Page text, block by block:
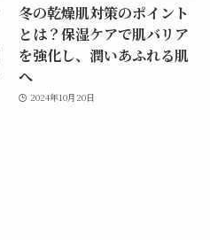
冬の乾燥肌対策のポイント
とは？保湿ケアで肌バリア
を強化し、潤いあふれる肌
へ
2024年10月20日